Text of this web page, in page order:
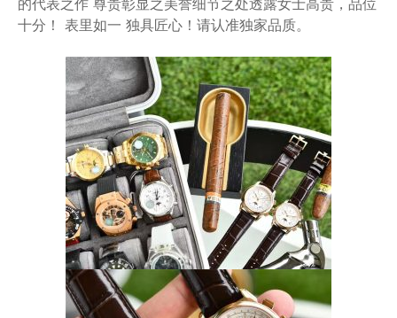
的代表之作 尊贵彰显之美誉细节之处透露女士高贵，品位
十分！ 表里如一 独具匠心！️请认准独家品质。